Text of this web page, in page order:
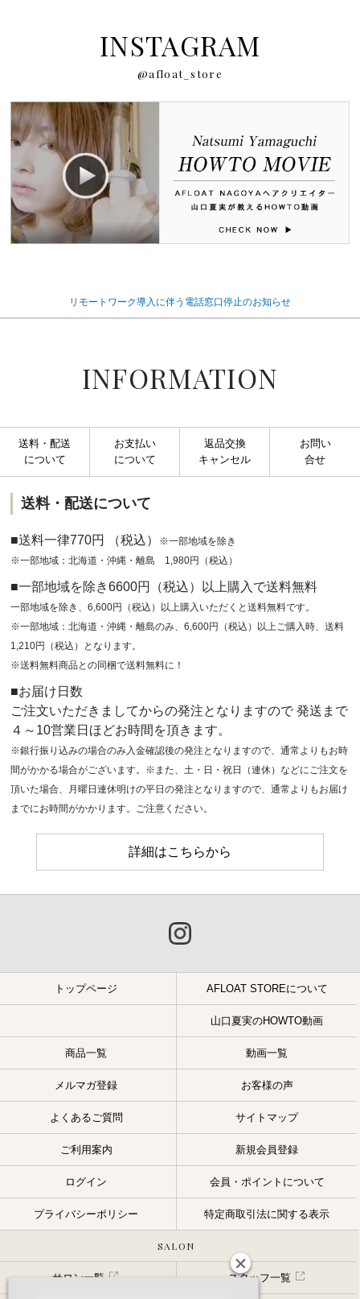
INSTAGRAM
@afloat_store
リモートワーク導入に伴う電話窓口停止のお知らせ
INFORMATION
送料・配送
について
お支払い
について
返品交換
キャンセル
お問い
合せ
送料・配送について
■送料一律770円 （税込）
※一部地域を除き
※一部地域：北海道・沖縄・離島 1,980円（税込）
■一部地域を除き6600円（税込）以上購入で送料無料
一部地域を除き、6,600円（税込）以上購入いただくと送料無料です。
※一部地域：北海道・沖縄・離島のみ、6,600円（税込）以上ご購入時、送料
1,210円（税込）となります。
※送料無料商品との同梱で送料無料に！
■お届け日数
ご注文いただきましてからの発注となりますので 発送まで
４～10営業日ほどお時間を頂きます。
※銀行振り込みの場合のみ入金確認後の発注となりますので、通常よりもお時
間がかかる場合がございます。※また、土・日・祝日（連休）などにご注文を
頂いた場合、月曜日連休明けの平日の発注となりますので、通常よりもお届け
までにお時間がかかります。ご注意ください。
詳細はこちらから
トップページ AFLOAT STOREについて
山口夏実のHOWTO動画
商品一覧 動画一覧
メルマガ登録 お客様の声
よくあるご質問 サイトマップ
ご利用案内 新規会員登録
ログイン 会員・ポイントについて
プライバシーポリシー 特定商取引法に関する表示
SALON
サロン一覧 スタッフ一覧